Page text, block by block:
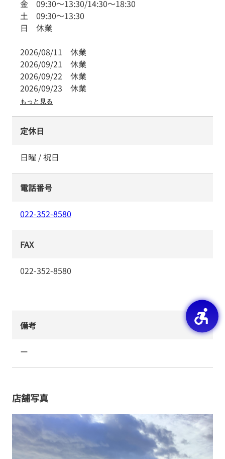
金 09:30～13:30/14:30～18:30
土 09:30～13:30
日 休業
2026/08/11 休業
2026/09/21 休業
2026/09/22 休業
2026/09/23 休業
もっと見る
定休日
日曜 / 祝日
電話番号
022-352-8580
FAX
022-352-8580
備考
ー
店舗写真